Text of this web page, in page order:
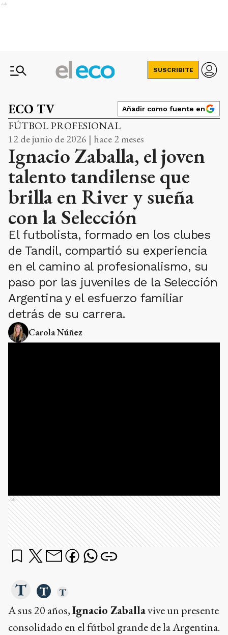
Ads
SUSCRIBITE
ECO TV Añadir como fuente en
FÚTBOL PROFESIONAL
12 de junio de 2026 | hace 2 meses
Ignacio Zaballa, el joven
talento tandilense que
brilla en River y sueña
con la Selección
El futbolista, formado en los clubes
de Tandil, compartió su experiencia
en el camino al profesionalismo, su
paso por las juveniles de la Selección
Argentina y el esfuerzo familiar
detrás de su carrera.
Carola Núñez
Ads
A sus 20 años,Ignacio Zaballavive un presente
consolidado en el fútbol grande de la Argentina.